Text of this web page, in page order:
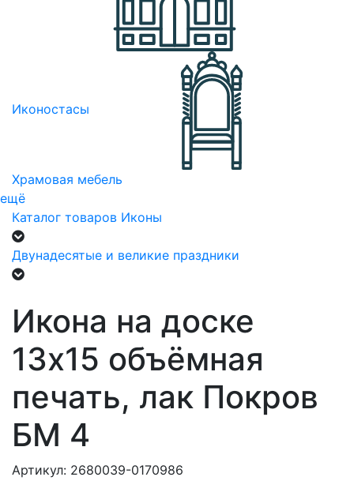
Иконостасы
Храмовая мебель
ещё
Каталог товаров Иконы
Двунадесятые и великие праздники
Икона на доске
13х15 объёмная
печать, лак Покров
БМ 4
Артикул: 2680039-0170986